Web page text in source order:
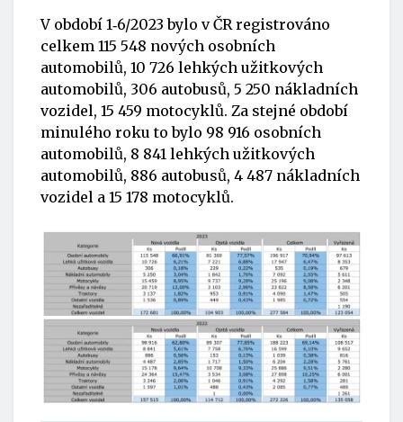
V období 1‑6/2023 bylo v ČR registrováno
celkem 115 548 nových osobních
automobilů, 10 726 lehkých užitkových
automobilů, 306 autobusů, 5 250 nákladních
vozidel, 15 459 motocyklů. Za stejné období
minulého roku to bylo 98 916 osobních
automobilů, 8 841 lehkých užitkových
automobilů, 886 autobusů, 4 487 nákladních
vozidel a 15 178 motocyklů.